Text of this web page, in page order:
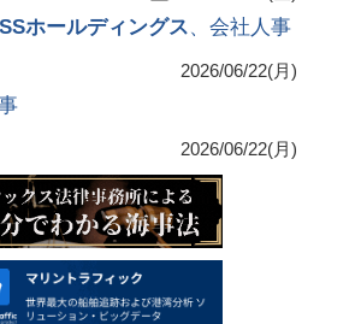
ホールディングス、会社人事
2026/06/22(月)
2026/06/22(月)